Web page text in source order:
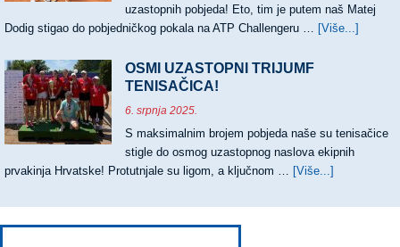
uzastopnih pobjeda! Eto, tim je putem naš Matej
Dodig stigao do pobjedničkog pokala na ATP Challengeru … [Više...]
OSMI UZASTOPNI TRIJUMF
TENISAČICA!
6. srpnja 2025.
S maksimalnim brojem pobjeda naše su tenisačice
stigle do osmog uzastopnog naslova ekipnih
prvakinja Hrvatske! Protutnjale su ligom, a ključnom … [Više...]
UZASTOPNI